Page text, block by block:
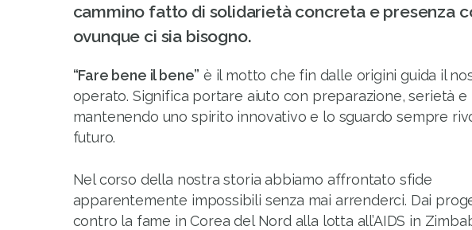
cammino fatto di solidarietà concreta e presenza
ovunque ci sia bisogno.
“Fare bene il bene” è il motto che fin dalle origini guida il
operato. Significa portare aiuto con preparazione, serietà e
mantenendo uno spirito innovativo e lo sguardo sempre
futuro.
Nel corso della nostra storia abbiamo affrontato sfide
apparentemente impossibili senza mai arrenderci. Dai
contro la fame in Corea del Nord alla lotta all’AIDS in